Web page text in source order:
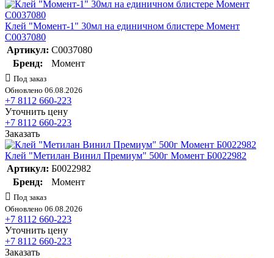
Клей "Момент-1" 30мл на единичном блистере Момент
C0037080
Артикул: C0037080
Бренд:
Момент
Под заказ
Обновлено 06.08.2026
+7 8112 660-223
Уточнить цену
+7 8112 660-223
Заказать
Клей "Метилан Винил Премиум" 500г Момент Б0022982
Артикул: Б0022982
Бренд:
Момент
Под заказ
Обновлено 06.08.2026
+7 8112 660-223
Уточнить цену
+7 8112 660-223
Заказать